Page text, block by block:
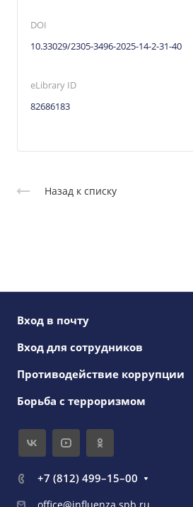
DOI
10.33029/2305-3496-2025-14-2-31-40
eLibrary ID
82686183
Назад к списку
Вход в почту
Вход для сотрудников
Противодействие коррупции
Борьба с терроризмом
+7 (812) 499–15–00